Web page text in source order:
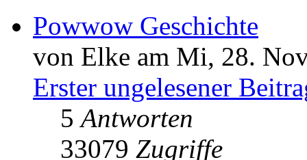
Powwow Geschichte
von Elke am Mi, 28.
Erster ungelesener
5Antworten
33079 Zugriffe